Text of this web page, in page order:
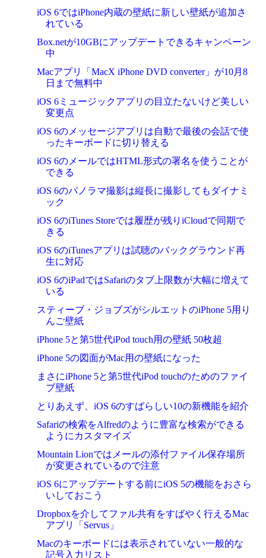
iOS 6ではiPhone内蔵の壁紙に新しい壁紙が追加さ
れている
Box.netが10GBにアップデートできるキャンペーン
中
Macアプリ「MacX iPhone DVD converter」が10月8
日まで無料中
iOS 6ミュージックアプリの目立たないけど美しい
変更点
iOS 6のメッセージアプリは自動で最後の会話で使
ったキーボードに切り替える
iOS 6のメールではHTML形式の署名を使うことが
できる
iOS 6のパノラマ撮影は縦長に撮影してもダイナミ
ック
iOS 6のiTunes Storeでは履歴が残りiCloudで同期で
きる
iOS 6のiTunesアプリは試聴のバックグラウンド再
生に対応
iOS 6のiPadではSafariのタブ上限数が大幅に増えて
いる
スティーブ・ジョブズがシルエットのiPhone 5用り
んご壁紙
iPhone 5と第5世代iPod touch用の壁紙 50枚超
iPhone 5の図面がMac用の壁紙になった
まさにiPhone 5と第5世代iPod touchのためのファイ
ブ壁紙
とりあえず、iOS 6のすばらしい10の新機能を紹介
Safariの検索をAlfredのように豊富な検索ができる
ようにカスタマイズ
Mountain Lionではメールの添付ファイル保存場所
が変更されているので注意
iOS 6にアップデートする前にiOS 5の機能をおさら
いしておこう
Dropboxを介してファル共有をすばやく行えるMac
アプリ「Servus」
Macのキーボードには表示されていない一般的な
記号入力リスト